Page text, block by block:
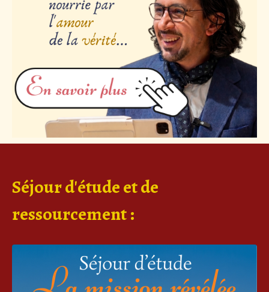
Séjour d'étude et de
ressourcement :